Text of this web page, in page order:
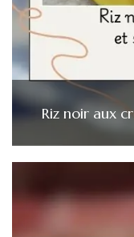
Riz noir aux